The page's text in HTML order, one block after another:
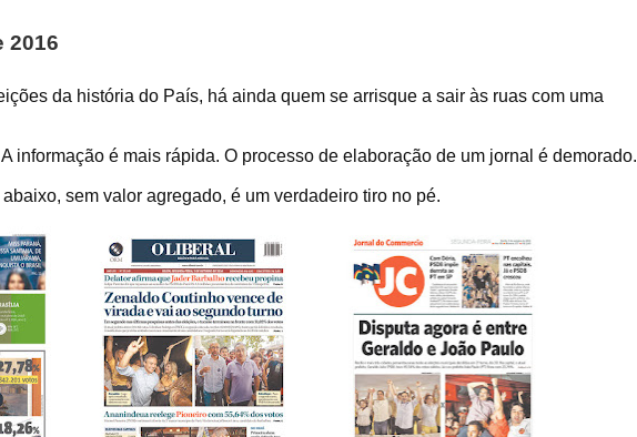
2016
da história do País, há ainda quem se arrisque a sair às ruas com uma
informação é mais rápida. O processo de elaboração de um jornal é demorado.
sem valor agregado, é um verdadeiro tiro no pé.